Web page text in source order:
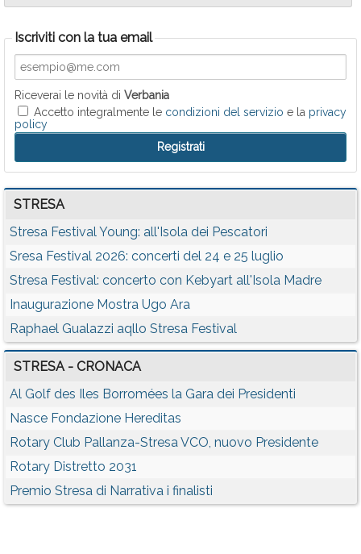
Iscriviti con la tua email
Riceverai le novità di Verbania
Accetto integralmente le condizioni del servizio e la privacy
policy
STRESA
Stresa Festival Young: all'Isola dei Pescatori
Sresa Festival 2026: concerti del 24 e 25 luglio
Stresa Festival: concerto con Kebyart all'Isola Madre
Inaugurazione Mostra Ugo Ara
Raphael Gualazzi aqllo Stresa Festival
STRESA - CRONACA
Al Golf des Iles Borromées la Gara dei Presidenti
Nasce Fondazione Hereditas
Rotary Club Pallanza-Stresa VCO, nuovo Presidente
Rotary Distretto 2031
Premio Stresa di Narrativa i finalisti